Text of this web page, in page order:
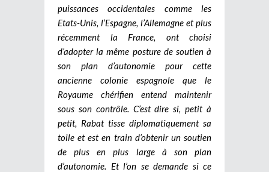
puissances occidentales comme les
Etats-Unis, l’Espagne, l’Allemagne et plus
récemment la France, ont choisi
d’adopter la même posture de soutien à
son plan d’autonomie pour cette
ancienne colonie espagnole que le
Royaume chérifien entend maintenir
sous son contrôle. C’est dire si, petit à
petit, Rabat tisse diplomatiquement sa
toile et est en train d’obtenir un soutien
de plus en plus large à son plan
d’autonomie. Et l’on se demande si ce